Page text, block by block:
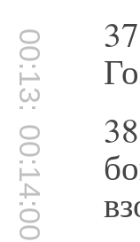
00:13:52
00:14:00